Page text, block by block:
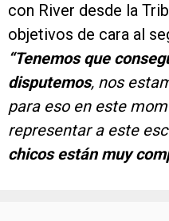
con River desde la
objetivos de cara al
“Tenemos que
disputemos, nos
para eso en este
representar a este
chicos están muy